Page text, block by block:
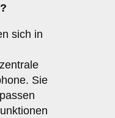
sich in
Sie